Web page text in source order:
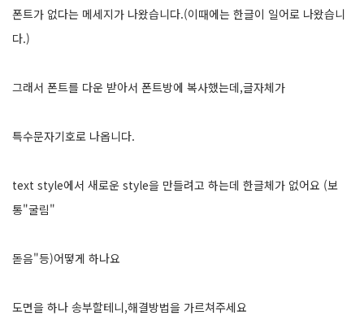
폰트가 없다는 메세지가 나왔습니다.(이때에는 한글이 일어로 나왔습니
다.)
그래서 폰트를 다운 받아서 폰트방에 복사했는데,글자체가
특수문자기호로 나옵니다.
text style에서 새로운 style을 만들려고 하는데 한글체가 없어요 (보
통"굴림"
돋음"등)어떻게 하나요
도면을 하나 송부할테니,해결방법을 가르쳐주세요